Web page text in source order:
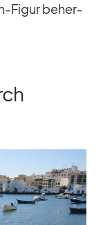
Fi­gur be­her­